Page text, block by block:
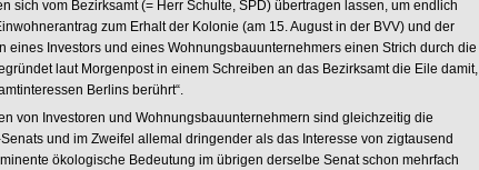
sich vom Bezirksamt (= Herr Schulte, SPD) übertragen lassen, um endlich
zum Erhalt der Kolonie (am 15. August in der BVV) und der
eines Investors und eines Wohnungsbauunternehmers einen Strich durch die
laut Morgenpost in einem Schreiben an das Bezirksamt die Eile damit,
Berlins berührt“.
von Investoren und Wohnungsbauunternehmern sind gleichzeitig die
und im Zweifel allemal dringender als das Interesse von zigtausend
ökologische Bedeutung im übrigen derselbe Senat schon mehrfach